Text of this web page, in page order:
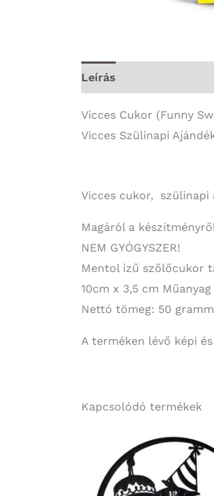
Leírás
Vicces Cukor (Funny
Vicces Szülinapi
Vicces cukor, szülinapi
Magáról a
NEM GYÓGYSZER!
Mentol ízű szőlőcukor
10cm x 3,5 cm
Nettó tömeg: 50 gramm
A terméken lévő képi
Kapcsolódó termékek